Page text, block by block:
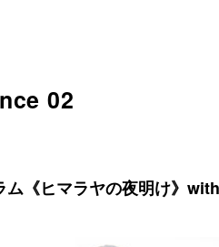
02
ム《ヒマラヤの夜明け》